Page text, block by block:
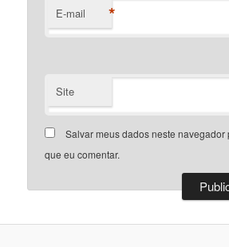
E-mail *
Site
Salvar meus dados neste navegador
que eu comentar.